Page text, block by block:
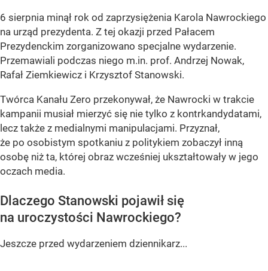
6 sierpnia minął rok od zaprzysiężenia Karola Nawrockiego
na urząd prezydenta. Z tej okazji przed Pałacem
Prezydenckim zorganizowano specjalne wydarzenie.
Przemawiali podczas niego m.in. prof. Andrzej Nowak,
Rafał Ziemkiewicz i Krzysztof Stanowski.
Twórca Kanału Zero przekonywał, że Nawrocki w trakcie
kampanii musiał mierzyć się nie tylko z kontrkandydatami,
lecz także z medialnymi manipulacjami. Przyznał,
że po osobistym spotkaniu z politykiem zobaczył inną
osobę niż ta, której obraz wcześniej ukształtowały w jego
oczach media.
Dlaczego Stanowski pojawił się
na uroczystości Nawrockiego?
Jeszcze przed wydarzeniem dziennikarz...